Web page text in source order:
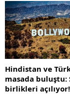
Hindistan ve
masada buluştu:
birlikleri açılıyor!